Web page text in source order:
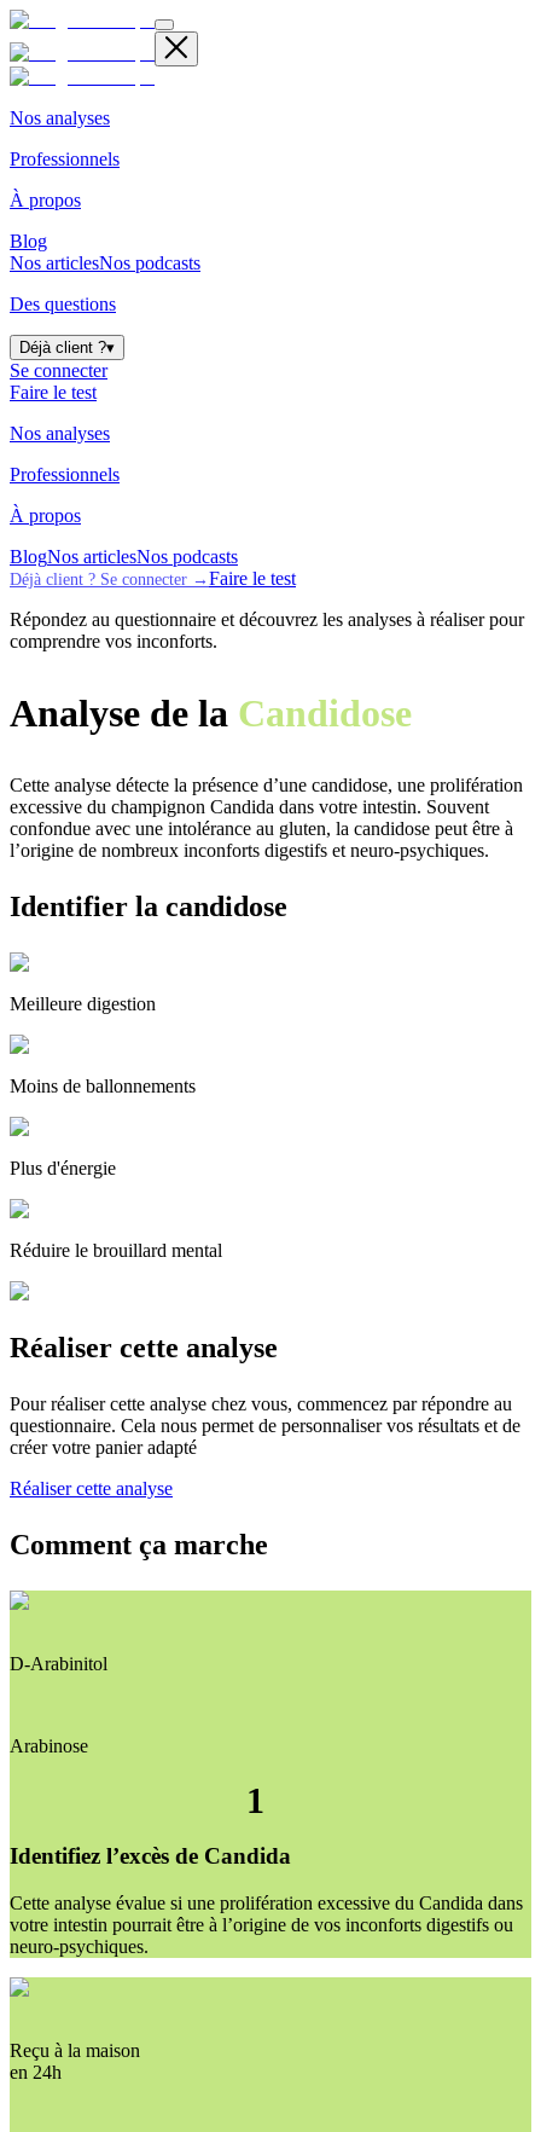
Nos analyses
Professionnels
À propos
Blog
Nos articlesNos podcasts
Des questions
Déjà client ?▾
Se connecter
Faire le test
Nos analyses
Professionnels
À propos
BlogNos articlesNos podcasts
Déjà client ? Se connecter → Faire le test
Répondez au questionnaire et découvrez les analyses à réaliser pour
comprendre vos inconforts.
Analyse de la Candidose
Cette analyse détecte la présence d’une candidose, une prolifération
excessive du champignon Candida dans votre intestin. Souvent
confondue avec une intolérance au gluten, la candidose peut être à
l’origine de nombreux inconforts digestifs et neuro-psychiques.
Identifier la candidose
Meilleure digestion
Moins de ballonnements
Plus d'énergie
Réduire le brouillard mental
Réaliser cette analyse
Pour réaliser cette analyse chez vous, commencez par répondre au
questionnaire. Cela nous permet de personnaliser vos résultats et de
créer votre panier adapté
Réaliser cette analyse
Comment ça marche
D-Arabinitol
Arabinose
1
Identifiez l’excès de Candida
Cette analyse évalue si une prolifération excessive du Candida dans
votre intestin pourrait être à l’origine de vos inconforts digestifs ou
neuro-psychiques.
Reçu à la maison
en 24h